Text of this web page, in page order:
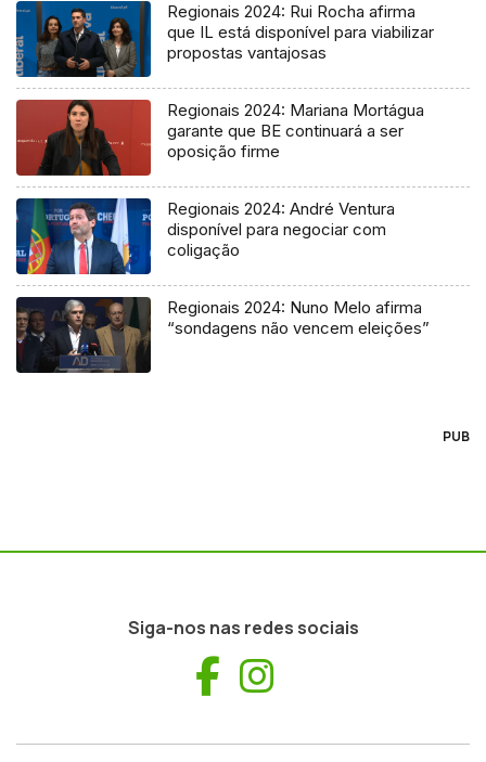
Regionais 2024: Rui Rocha afirma
que IL está disponível para viabilizar
propostas vantajosas
Regionais 2024: Mariana Mortágua
garante que BE continuará a ser
oposição firme
Regionais 2024: André Ventura
disponível para negociar com
coligação
Regionais 2024: Nuno Melo afirma
“sondagens não vencem eleições”
PUB
Siga-nos nas redes sociais
Facebook